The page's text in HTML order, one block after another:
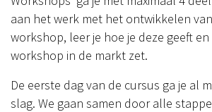
aan het werk met het ontwikkelen
workshop, leer je hoe je deze geeft en
workshop in de markt zet.
De eerste dag van de cursus ga je al
slag. We gaan samen door alle